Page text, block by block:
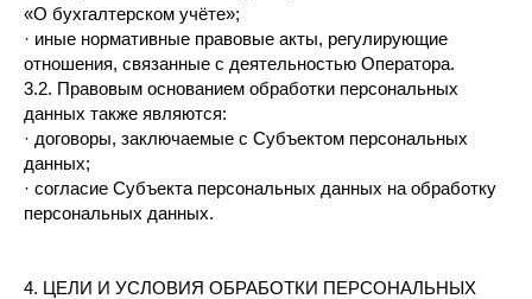
«О бухгалтерском учёте»;
· иные нормативные правовые акты, регулирующие
отношения, связанные с деятельностью Оператора.
3.2. Правовым основанием обработки персональных
данных также являются:
· договоры, заключаемые с Субъектом персональных
данных;
· согласие Субъекта персональных данных на обработку
персональных данных.
4. ЦЕЛИ И УСЛОВИЯ ОБРАБОТКИ ПЕРСОНАЛЬНЫХ